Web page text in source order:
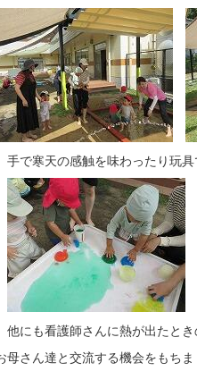
手で寒天の感触を味わったり玩具
他にも看護師さんに熱が出たと
母さん達と交流する機会をもち